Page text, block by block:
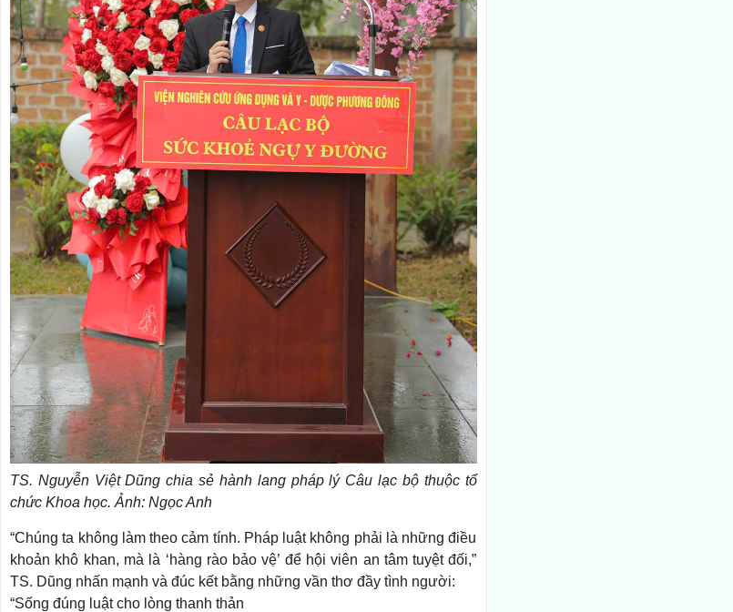
TS. Nguyễn Việt Dũng chia sẻ hành lang pháp lý Câu lạc bộ thuộc tổ
chức Khoa học. Ảnh: Ngọc Anh
“Chúng ta không làm theo cảm tính. Pháp luật không phải là những điều
khoản khô khan, mà là ‘hàng rào bảo vệ’ để hội viên an tâm tuyệt đối,”
TS. Dũng nhấn mạnh và đúc kết bằng những vần thơ đầy tình người:
“Sống đúng luật cho lòng thanh thản